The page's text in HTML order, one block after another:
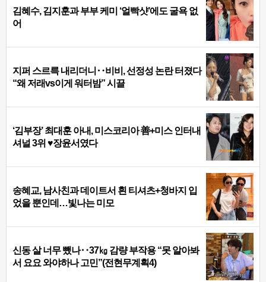
김혜수, 김지훈과 부부 케미 ‘얼빡샷’에도 굴욕 없
어
지퍼 스르륵 내리더니‥비비, 선정성 논란 터졌다
“왜 저래vs이게 워터밤” 시끌
‘김부장’ 최대훈 아내, 미스코리아 善+미스 인터내
셔널 3위 ♥장윤서였다
송혜교, 남사친과 데이트서 흰 티셔츠+청바지 입
었을 뿐인데…빛나는 미모
신동 살 너무 뺐나‥37㎏ 감량 부작용 “못 알아봐
서 요요 와야하나 고민”(전현무계획4)